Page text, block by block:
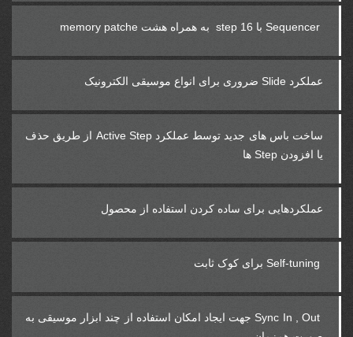
‎ Sequencer ‎با 16‏‎step ‎ به همراه هشت ‎ memory patche
‎ساخت باس های جدید توسط عملکرد‎ Active Step ‎از طریق حذف
یا افزودن‎ Step ‎ها
عملکردهایی برای ساده کردن استفاده از محصول
‎ Self-tuning ‎برای کوک ثابت
‎ Sync In , Out ‎جهت ایجاد امکان استفاده از چند ابزار موسیقی به